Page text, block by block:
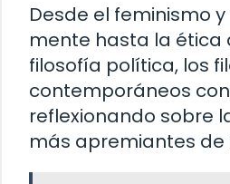
Desde el feminismo
mente hasta la ética
filosofía política, los
contemporáneos
reflexionando sobre
más apremiantes de